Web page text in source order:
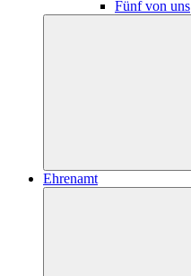
Fünf von uns
Ehrenamt